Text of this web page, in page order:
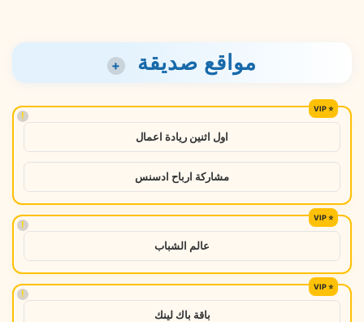
مواقع صديقة +
!
اول اثنين ريادة اعمال
مشاركة ارباح ادسنس
!
عالم الشباب
!
باقة باك لينك